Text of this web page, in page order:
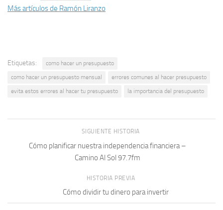
Más artículos de Ramón Liranzo
Etiquetas:
como hacer un presupuesto
como hacer un presupuesto mensual
errores comunes al hacer presupuesto
evita estos errores al hacer tu presupuesto
la importancia del presupuesto
SIGUIENTE HISTORIA
Cómo planificar nuestra independencia financiera –
Camino Al Sol 97.7fm
HISTORIA PREVIA
Cómo dividir tu dinero para invertir